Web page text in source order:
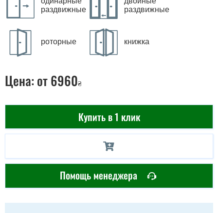
раздвижные
раздвижные
роторные книжка
Цена: от 6960₴
Купить в 1 клик
Помощь менеджера